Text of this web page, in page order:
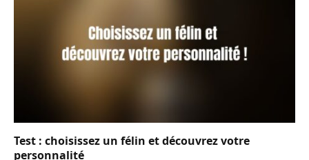
Test : choisissez un félin et découvrez votre
personnalité